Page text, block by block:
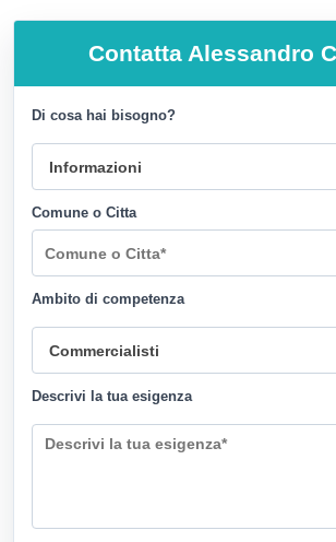
Contatta Alessandro
Di cosa hai bisogno?
Comune o Citta
Ambito di competenza
Descrivi la tua esigenza